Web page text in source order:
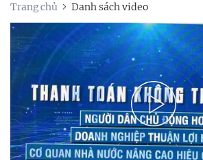
Trang chủ Danh sách video
Play